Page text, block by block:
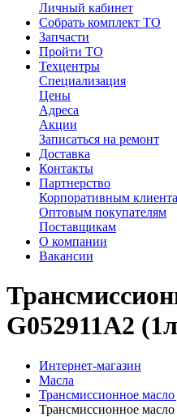
Личный кабинет
Собрать комплект ТО
Запчасти
Пройти ТО
Техцентры
Специализация
Цены
Адреса
Акции
Записаться на ремонт
Доставка
Контакты
Партнерство
Корпоративным
Оптовым покупателям
Поставщикам
О компании
Вакансии
G052911A2
Интернет-магазин
Масла
Трансмиссионное
Трансмиссионное